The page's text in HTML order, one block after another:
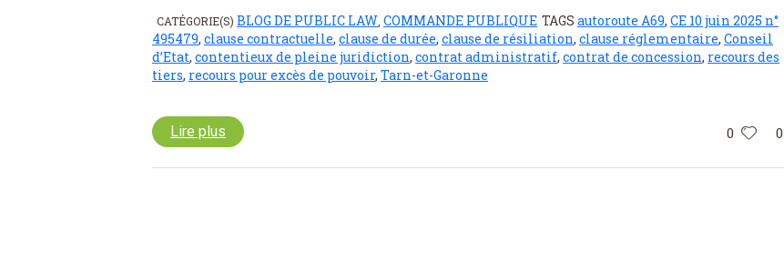
CATÉGORIE(S) BLOG DE PUBLIC LAW COMMANDE PUBLIQUE TAGS autoroute A69, CE 10 juin 2025 n°
495479, clause contractuelle, clause de durée, clause de résiliation, clause réglementaire, Conseil
d’Etat, contentieux de pleine juridiction, contrat administratif, contrat de concession, recours des
tiers, recours pour excès de pouvoir, Tarn-et-Garonne
0 0
Lire plus